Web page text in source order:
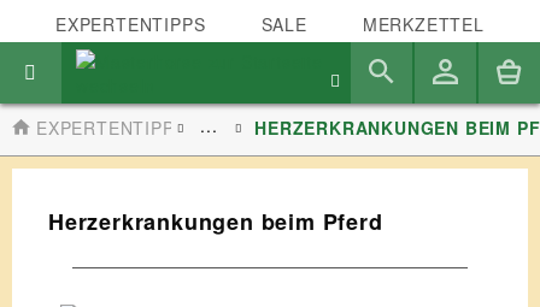
EXPERTENTIPPS SALE MERKZETTEL
EXPERTENTIPPS ... HERZERKRANKUNGEN BEIM
Herzerkrankungen beim Pferd